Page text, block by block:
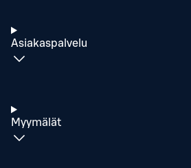
Asiakaspalvelu
Myymälät